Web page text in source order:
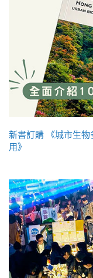
新書訂購 《城市生
用》